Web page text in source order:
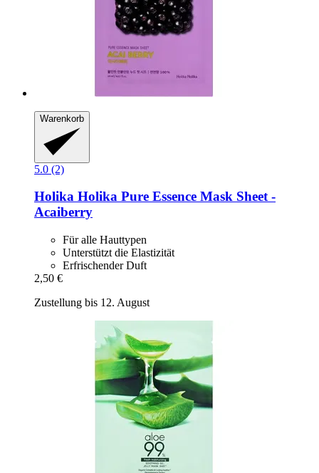
Warenkorb
5.0 (2)
Holika Holika Pure Essence Mask Sheet -​
Acaiberry
Für alle Hauttypen
Unterstützt die Elastizität
Erfrischender Duft
2,50 €
Zustellung bis 12. August